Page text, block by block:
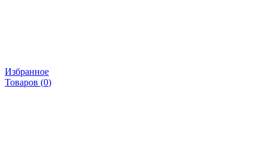
Избранное
Товаров (0)